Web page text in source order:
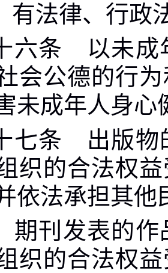
有法律、行
六条 以未成
会公德的行
未成年人身心
七条 出版物
织的合法权
依法承担其他
期刊发表的
织的合法权